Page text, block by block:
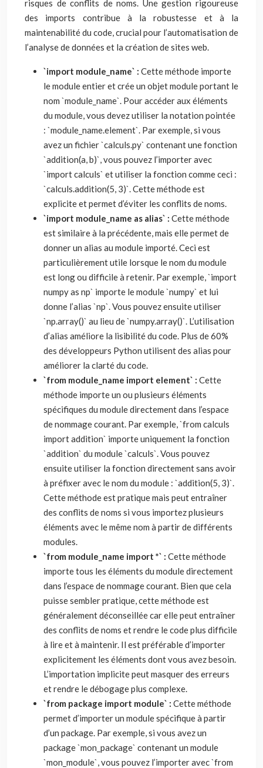
risques de conflits de noms. Une gestion rigoureuse
des imports contribue à la robustesse et à la
maintenabilité du code, crucial pour l’automatisation de
l’analyse de données et la création de sites web.
`import module_name` : Cette méthode importe
le module entier et crée un objet module portant le
nom `module_name`. Pour accéder aux éléments
du module, vous devez utiliser la notation pointée
: `module_name.element`. Par exemple, si vous
avez un fichier `calculs.py` contenant une fonction
`addition(a, b)`, vous pouvez l’importer avec
`import calculs` et utiliser la fonction comme ceci :
`calculs.addition(5, 3)`. Cette méthode est
explicite et permet d’éviter les conflits de noms.
`import module_name as alias` : Cette méthode
est similaire à la précédente, mais elle permet de
donner un alias au module importé. Ceci est
particulièrement utile lorsque le nom du module
est long ou difficile à retenir. Par exemple, `import
numpy as np` importe le module `numpy` et lui
donne l’alias `np`. Vous pouvez ensuite utiliser
`np.array()` au lieu de `numpy.array()`. L’utilisation
d’alias améliore la lisibilité du code. Plus de 60%
des développeurs Python utilisent des alias pour
améliorer la clarté du code.
`from module_name import element` : Cette
méthode importe un ou plusieurs éléments
spécifiques du module directement dans l’espace
de nommage courant. Par exemple, `from calculs
import addition` importe uniquement la fonction
`addition` du module `calculs`. Vous pouvez
ensuite utiliser la fonction directement sans avoir
à préfixer avec le nom du module : `addition(5, 3)`.
Cette méthode est pratique mais peut entraîner
des conflits de noms si vous importez plusieurs
éléments avec le même nom à partir de différents
modules.
`from module_name import *` : Cette méthode
importe tous les éléments du module directement
dans l’espace de nommage courant. Bien que cela
puisse sembler pratique, cette méthode est
généralement déconseillée car elle peut entraîner
des conflits de noms et rendre le code plus difficile
à lire et à maintenir. Il est préférable d’importer
explicitement les éléments dont vous avez besoin.
L’importation implicite peut masquer des erreurs
et rendre le débogage plus complexe.
`from package import module` : Cette méthode
permet d’importer un module spécifique à partir
d’un package. Par exemple, si vous avez un
package `mon_package` contenant un module
`mon_module`, vous pouvez l’importer avec `from